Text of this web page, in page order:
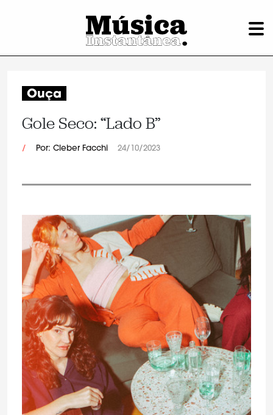
Ouça
Gole Seco: “Lado B”
/ Por: Cleber Facchi 24/10/2023